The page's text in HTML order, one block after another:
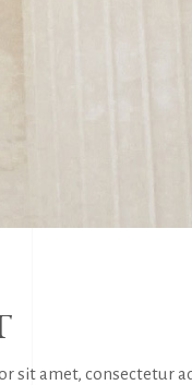
sit amet, consectetur